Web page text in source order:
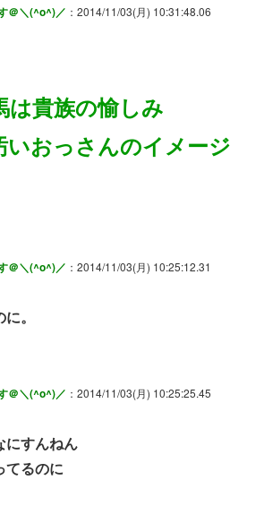
＠＼(^o^)／ ：2014/11/03(月) 10:31:48.06
は貴族の愉しみ
いおっさんのイメージ
＠＼(^o^)／ ：2014/11/03(月) 10:25:12.31
。
＠＼(^o^)／ ：2014/11/03(月) 10:25:25.45
にすんねん
てるのに